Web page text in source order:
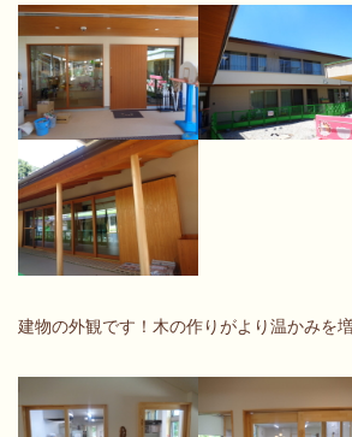
建物の外観です！木の作りがより温かみを